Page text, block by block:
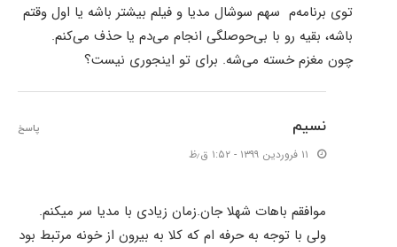
توی برنامه‌م سهم سوشال مدیا و فیلم بیشتر باشه یا اول وقتم
باشه، بقیه رو با بی‌حوصلگی انجام می‌دم یا حذف می‌کنم.
چون مغزم خسته می‌شه. برای تو اینجوری نیست؟
نسیم
۱۱ فروردین ۱۳۹۹ - ۱:۵۲ ق٫ظ
موافقم باهات شهلا جان.زمان زیادی با مدیا سر میکنم.
ولی با توجه به حرفه ام که کلا به بیرون از خونه مرتبط بود
پاسخ